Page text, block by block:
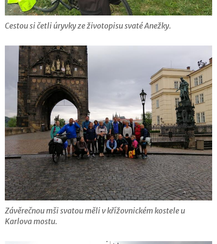
Cestou si četli úryvky ze životopisu svaté Anežky.
Závěrečnou mši svatou měli v křížovnickém kostele u
Karlova mostu.